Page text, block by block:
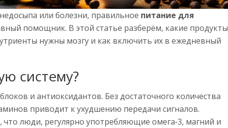
или болезни, правильное питание для
помощник. В этой статье разберём, какие продукты
нужны мозгу и как включить их в ежедневный
систему?
и антиоксидантов. Без достаточного количества
приводит к ухудшению передачи сигналов.
люди, регулярно употребляющие омега‑3, магний и